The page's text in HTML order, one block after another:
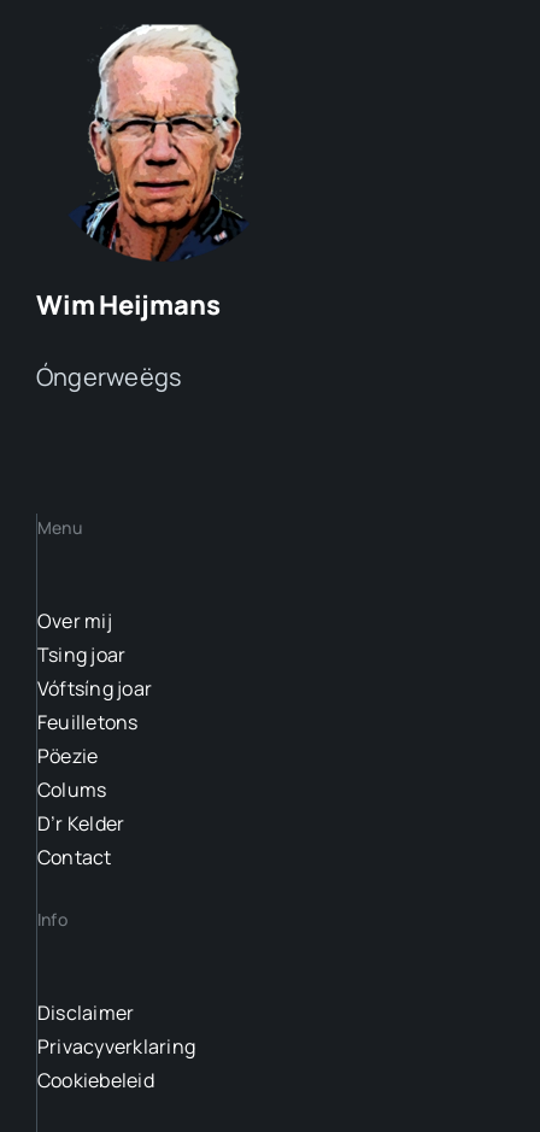
Wim Heijmans
Óngerweëgs
Menu
Over mij
Tsing joar
Vóftsíng joar
Feuilletons
Pöezie
Colums
D’r Kelder
Contact
Info
Disclaimer
Privacyverklaring
Cookiebeleid